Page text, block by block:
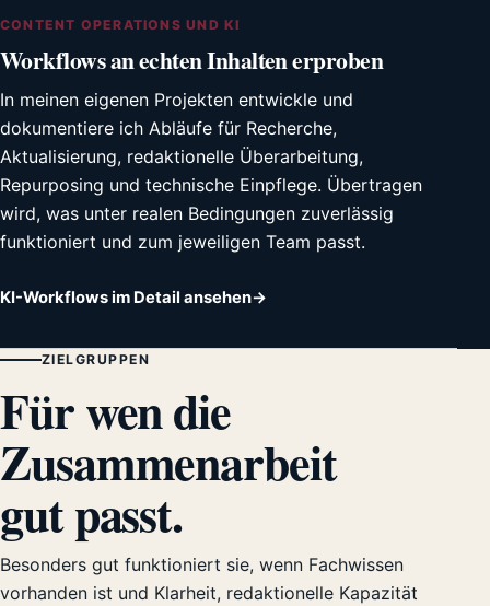
CONTENT OPERATIONS UND KI
Workflows an echten Inhalten erproben
In meinen eigenen Projekten entwickle und
dokumentiere ich Abläufe für Recherche,
Aktualisierung, redaktionelle Überarbeitung,
Repurposing und technische Einpflege. Übertragen
wird, was unter realen Bedingungen zuverlässig
funktioniert und zum jeweiligen Team passt.
KI-Workflows im Detail ansehen
ZIELGRUPPEN
Für wen die
Zusammenarbeit
gut passt.
Besonders gut funktioniert sie, wenn Fachwissen
vorhanden ist und Klarheit, redaktionelle Kapazität